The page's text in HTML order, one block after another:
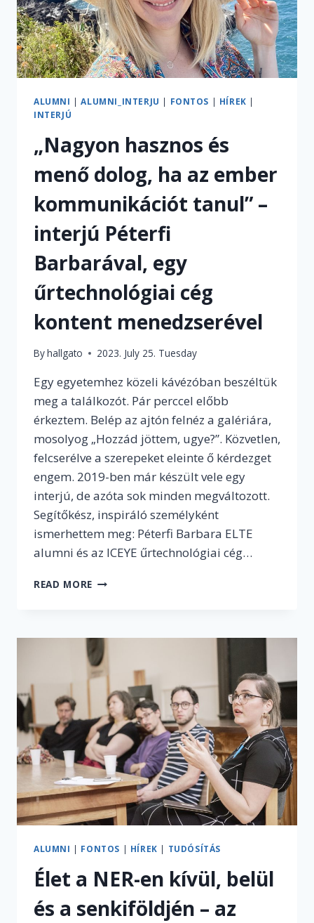
ALUMNI |ALUMNI_INTERJU | FONTOS | HÍREK |
INTERJÚ
„Nagyon hasznos és
menő dolog, ha az ember
kommunikációt tanul” –
interjú Péterfi
Barbarával, egy
űrtechnológiai cég
kontent menedzserével
Byhallgato 2023. July 25. Tuesday
Egy egyetemhez közeli kávézóban beszéltük
meg a találkozót. Pár perccel előbb
érkeztem. Belép az ajtón felnéz a galériára,
mosolyog „Hozzád jöttem, ugye?”. Közvetlen,
felcserélve a szerepeket eleinte ő kérdezget
engem. 2019-ben már készült vele egy
interjú, de azóta sok minden megváltozott.
Segítőkész, inspiráló személyként
ismerhettem meg: Péterfi Barbara ELTE
alumni és az ICEYE űrtechnológiai cég…
READ MORE „NAGYON
DOLOG,
HA
AZ
KOMMUNIKÁCIÓT
TANUL”
–
INTERJÚ
PÉTERFI
BARBARÁVAL,
EGY
ŰRTECHNOLÓGIAI
CÉG
MENEDZSERÉVEL
ALUMNI | FONTOS | HÍREK | TUDÓSÍTÁS
Élet a NER-en kívül, belül
és a senkiföldjén – az